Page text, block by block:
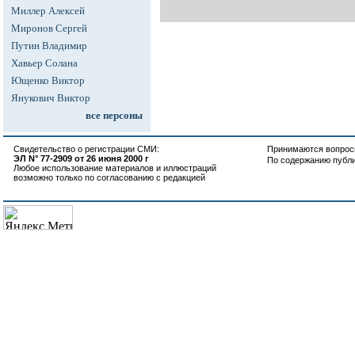
Миллер Алексей
Миронов Сергей
Путин Владимир
Хавьер Солана
Ющенко Виктор
Янукович Виктор
все персоны
Свидетельство о регистрации СМИ:
ЭЛ N° 77-2909 от 26 июня 2000 г
Любое использование материалов и иллюстраций
возможно только по согласованию с редакцией
Принимаются
По содержанию